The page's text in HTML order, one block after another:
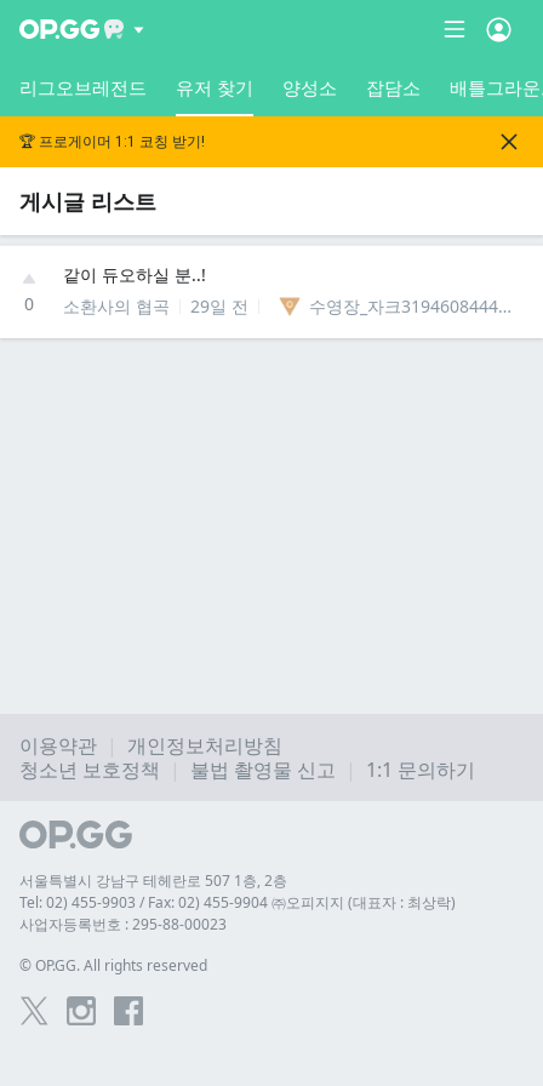
리그오브레전드 유저 찾기 양성소 잡담소 배틀그라
🏆 프로게이머 1:1 코칭 받기!
게시글 리스트
0
같이 듀오하실 분..!
소환사의 협곡
29일 전 수영장_자크31946084448712
이용약관
개인정보처리방침
청소년 보호정책
불법 촬영물 신고 1:1 문의하기
서울특별시 강남구 테헤란로 507 1층, 2층
Tel: 02) 455-9903 / Fax: 02) 455-9904 ㈜오피지지 (대표자 : 최상락)
사업자등록번호 : 295-88-00023
© OP.GG. All rights reserved